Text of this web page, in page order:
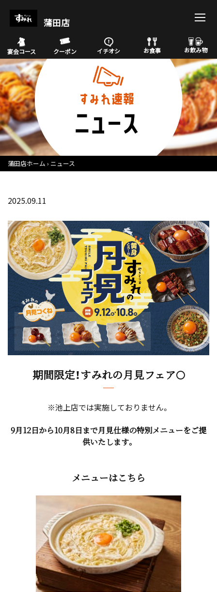
蒲田店
宴会コース クーポン イチオシ お食事 お飲み物
蒲田店ホーム ニュース
2025.09.11
期間限定！すみれの月見フェア🌕
※池上店では実施しておりません。
9月12日から10月8日まで月見仕様の特別メニューをご提
供いたします。
メニューはこちら